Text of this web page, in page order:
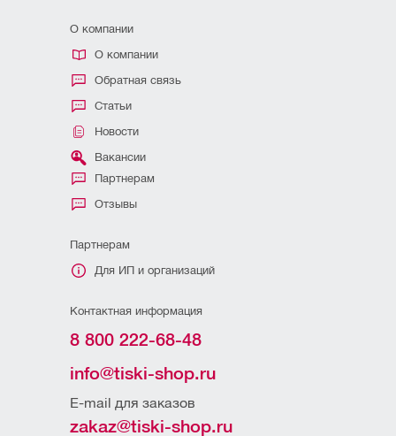
О компании
О компании
Обратная связь
Статьи
Новости
Вакансии
Партнерам
Отзывы
Партнерам
Для ИП и организаций
Контактная информация
8 800 222-68-48
info@tiski-shop.ru
E-mail для заказов
zakaz@tiski-shop.ru